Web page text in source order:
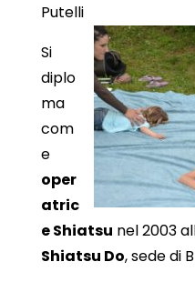
Putelli
Si
diplo
ma
com
e
oper
atric
e Shiatsu nel 2003
Shiatsu Do, sede di